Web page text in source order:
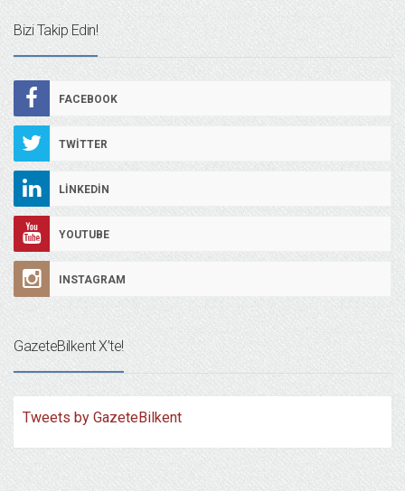
Bizi Takip Edin!
FACEBOOK
TWITTER
LINKEDIN
YOUTUBE
INSTAGRAM
GazeteBilkent X’te!
Tweets by GazeteBilkent